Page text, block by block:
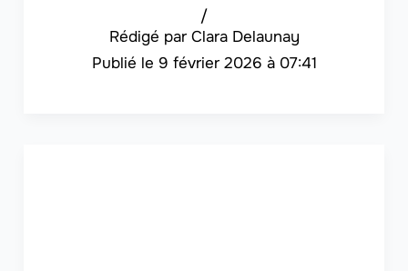
Clara Delaunay
/
9 février 2026 à 07:41